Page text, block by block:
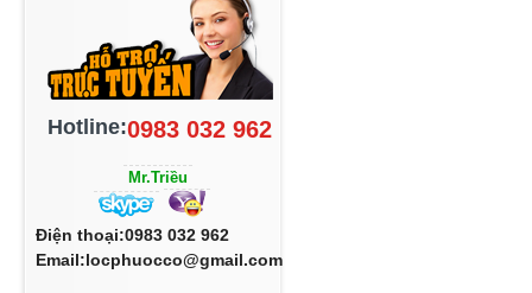
Hotline:0983 032 962
Mr.Triều
Điện thoại:0983 032 962
Email:locphuocco@gmail.com